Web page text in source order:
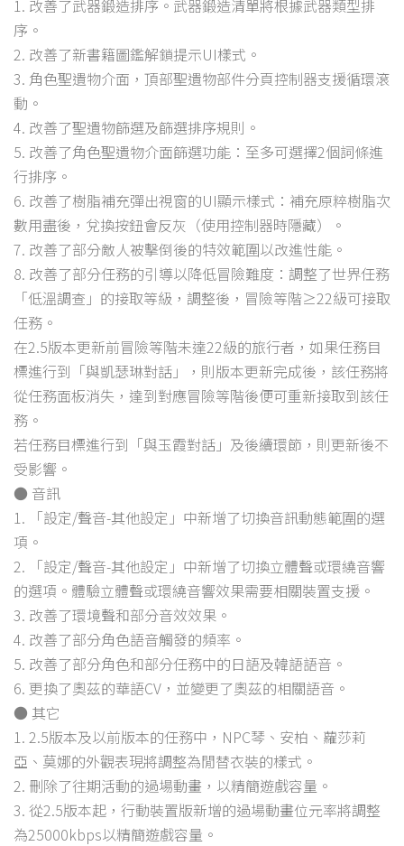
1. 改善了武器鍛造排序。武器鍛造清單將根據武器類型排
序。
2. 改善了新書籍圖鑑解鎖提示UI樣式。
3. 角色聖遺物介面，頂部聖遺物部件分頁控制器支援循環滾
動。
4. 改善了聖遺物篩選及篩選排序規則。
5. 改善了角色聖遺物介面篩選功能：至多可選擇2個詞條進
行排序。
6. 改善了樹脂補充彈出視窗的UI顯示樣式：補充原粹樹脂次
數用盡後，兌換按鈕會反灰（使用控制器時隱藏）。
7. 改善了部分敵人被擊倒後的特效範圍以改進性能。
8. 改善了部分任務的引導以降低冒險難度：調整了世界任務
「低溫調查」的接取等級，調整後，冒險等階≥22級可接取
任務。
在2.5版本更新前冒險等階未達22級的旅行者，如果任務目
標進行到「與凱瑟琳對話」，則版本更新完成後，該任務將
從任務面板消失，達到對應冒險等階後便可重新接取到該任
務。
若任務目標進行到「與玉霞對話」及後續環節，則更新後不
受影響。
● 音訊
1. 「設定/聲音-其他設定」中新增了切換音訊動態範圍的選
項。
2. 「設定/聲音-其他設定」中新增了切換立體聲或環繞音響
的選項。體驗立體聲或環繞音響效果需要相關裝置支援。
3. 改善了環境聲和部分音效效果。
4. 改善了部分角色語音觸發的頻率。
5. 改善了部分角色和部分任務中的日語及韓語語音。
6. 更換了奧茲的華語CV，並變更了奧茲的相關語音。
● 其它
1. 2.5版本及以前版本的任務中，NPC琴、安柏、蘿莎莉
亞、莫娜的外觀表現將調整為閒替衣裝的樣式。
2. 刪除了往期活動的過場動畫，以精簡遊戲容量。
3. 從2.5版本起，行動裝置版新增的過場動畫位元率將調整
為25000kbps以精簡遊戲容量。